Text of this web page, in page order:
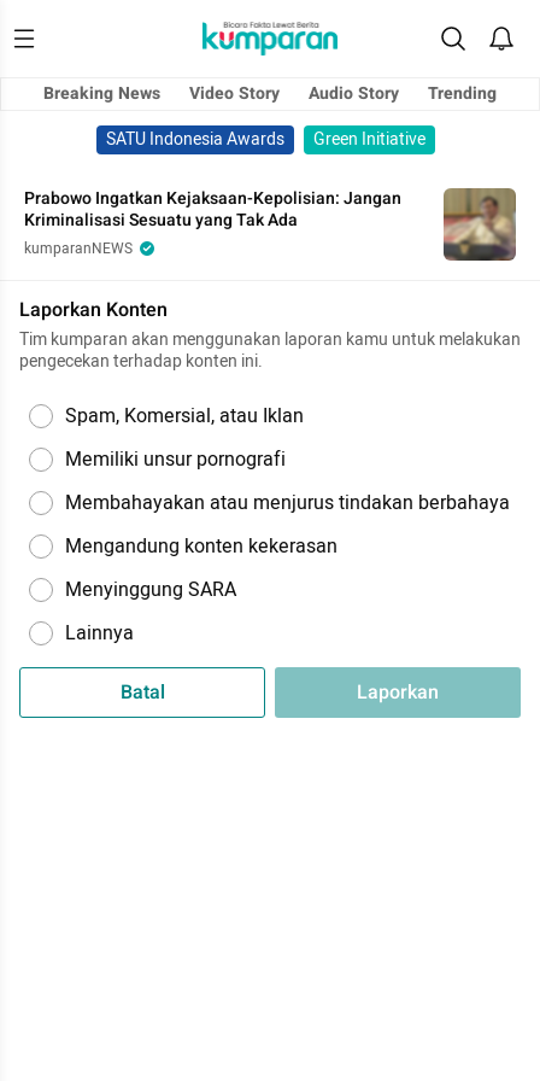
Breaking News Video Story Audio Story
Trending
SATU Indonesia Awards
Green Initiative
Prabowo Ingatkan Kejaksaan-Kepolisian: Jangan
Kriminalisasi Sesuatu yang Tak Ada
kumparanNEWS
Laporkan Konten
Tim kumparan akan menggunakan laporan kamu untuk melakukan
pengecekan terhadap konten ini.
Spam, Komersial, atau Iklan
Memiliki unsur pornografi
Membahayakan atau menjurus tindakan berbahaya
Mengandung konten kekerasan
Menyinggung SARA
Lainnya
Batal Laporkan